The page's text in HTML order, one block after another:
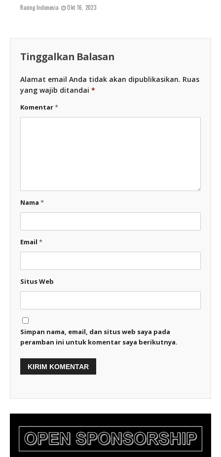
Racing Indonesia Okt 16, 2023
Tinggalkan Balasan
Alamat email Anda tidak akan dipublikasikan. Ruas
yang wajib ditandai *
Komentar*
Nama *
Email *
Situs Web
Simpan nama, email, dan situs web saya pada
peramban ini untuk komentar saya berikutnya.